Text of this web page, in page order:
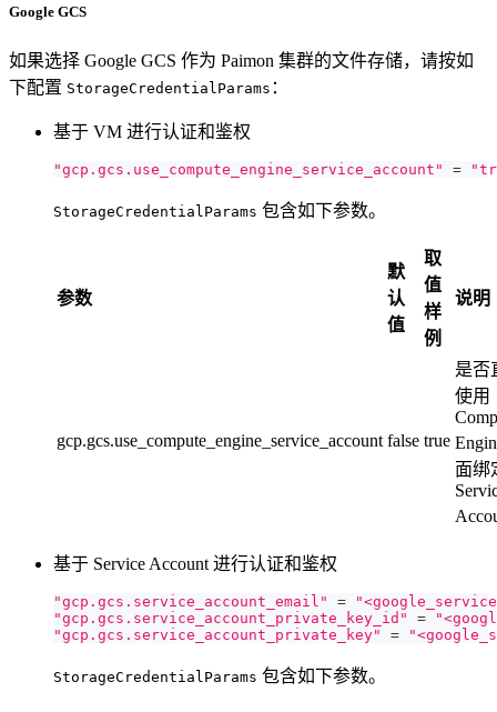
Google GCS
如果选择 Google GCS 作为 Paimon 集群的文件存储，请按如
下配置 StorageCredentialParams ：
基于 VM 进行认证和鉴权
"gcp.gcs.use_compute_engine_service_account" =
StorageCredentialParams 包含如下参数。
参数
默
认
值
取
值
样
例
说明
gcp.gcs.use_compute_engine_service_account false true
是否
使用
面绑
基于 Service Account 进行认证和鉴权
"gcp.gcs.service_account_email" =
"gcp.gcs.service_account_private_key_id"
=
"gcp.gcs.service_account_private_key"
=
StorageCredentialParams 包含如下参数。